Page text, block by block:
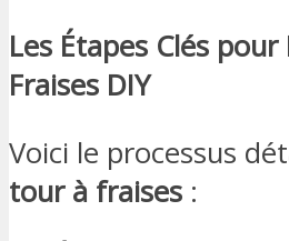
Les Étapes Clés
Fraises DIY
Voici le processus
tour à fraises :